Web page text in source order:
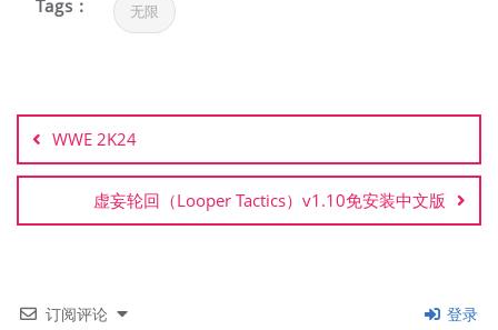
Tags : 无限
章
导
航
WWE 2K24
虚妄轮回（Looper Tactics）v1.10免安装中文版
订阅评论 登录